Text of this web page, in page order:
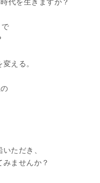
代を生きますか？
で
える。
ただき、
ませんか？